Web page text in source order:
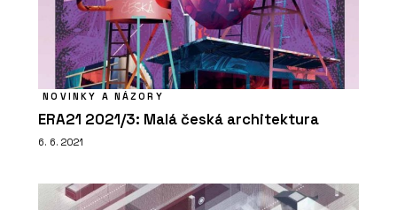
NOVINKY A NÁZORY
ERA21 2021/3: Malá česká architektura
6. 6. 2021